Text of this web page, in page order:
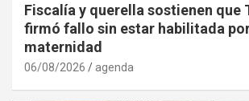
Fiscalía y querella sostienen que
firmó fallo sin estar habilitada
maternidad
06/08/2026 agenda